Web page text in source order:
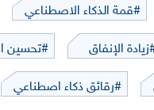
#قمة الذكاء الاصطناعي
الإنفاق #تحسين
#رقائق ذكاء اصطناعي